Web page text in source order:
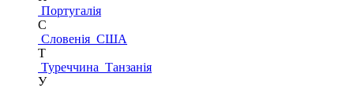
Португалія
С
Словенія США
Т
Туреччина Танзанія
У